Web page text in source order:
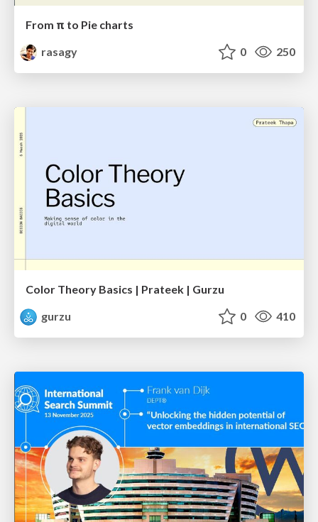
From π to Pie charts
rasagy
0 250
Color Theory Basics | Prateek | Gurzu
gurzu
0 410